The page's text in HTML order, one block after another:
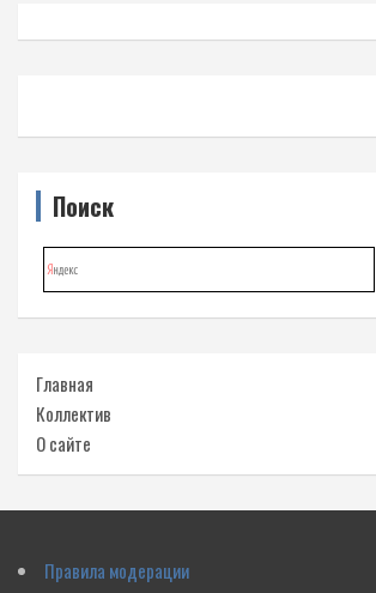
Поиск
Главная
Коллектив
О сайте
Правила модерации